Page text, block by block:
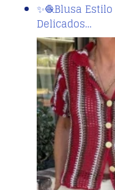
✨🧶Blusa
Delicados…